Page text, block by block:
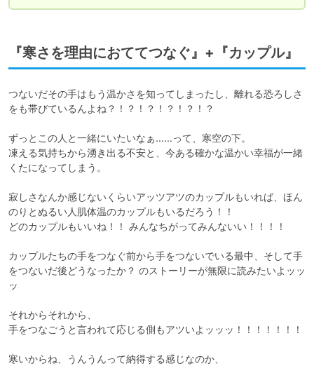
『寒さを理由におててつなぐ』+『カップル』
つないだその手はもう温かさを知ってしまったし、離れる恐ろしさ
をも帯びているんよね？！？！？！？！？！？
ずっとこの人と一緒にいたいなぁ……って、寒空の下。
凍える気持ちから湧き出る不安と、今ある確かな温かい幸福が一緒
くたになってしまう。
寂しさなんか感じないくらいアッツアツのカップルもいれば、ほん
のりとぬるい人肌体温のカップルもいるだろう！！
どのカップルもいいね！！ みんなちがってみんないい！！！！
カップルたちの手をつなぐ前から手をつないでいる最中、そして手
をつないだ後どうなったか？ のストーリーが無限に読みたいよッッ
ッ
それからそれから、
手をつなごうと言われて応じる側もアツいよッッッ！！！！！！！
寒いからね、うんうんって納得する感じなのか、